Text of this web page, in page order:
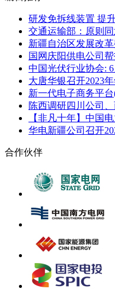
研发免拆线装置 提
交通运输部：原则
新疆自治区发展改
国网庆阳供电公司
中国光伏行业协会:
大唐华银召开2023
新一代电子商务平台
陈西调研四川公司
【非凡十年】中国
华电新疆公司召开
合作伙伴